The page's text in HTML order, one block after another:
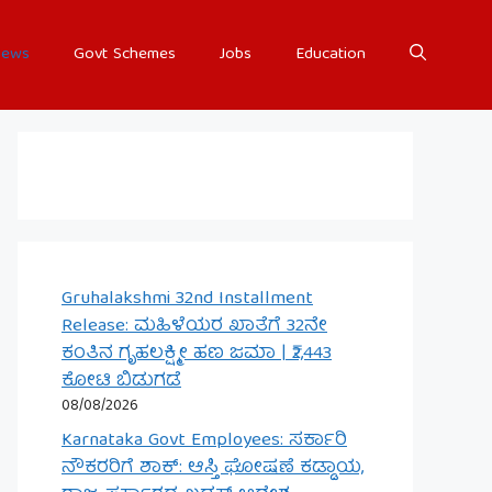
Govt Schemes Jobs Education
Gruhalakshmi 32nd Installment
Release: ಮಹಿಳೆಯರ ಖಾತೆಗೆ 32ನೇ
ಕಂತಿನ ಗೃಹಲಕ್ಷ್ಮೀ ಹಣ ಜಮಾ | ₹2,443
ಕೋಟಿ ಬಿಡುಗಡೆ
08/08/2026
Karnataka Govt Employees: ಸರ್ಕಾರಿ
ನೌಕರರಿಗೆ ಶಾಕ್: ಆಸ್ತಿ ಘೋಷಣೆ ಕಡ್ಡಾಯ,